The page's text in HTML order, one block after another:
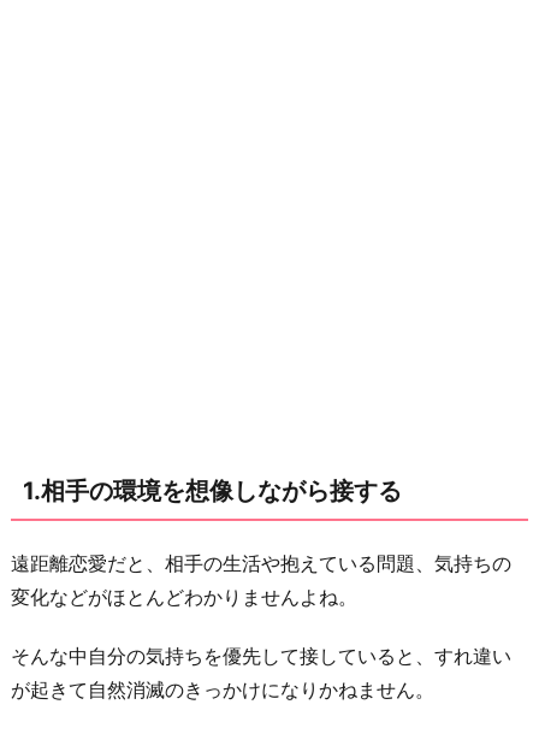
絡
の
タ
イ
ン
グ
1.相手の環境を想像しながら接する
遠距離恋愛だと、相手の生活や抱えている問題、気持ちの
変化などがほとんどわかりませんよね。
そんな中自分の気持ちを優先して接していると、すれ違い
が起きて自然消滅のきっかけになりかねません。